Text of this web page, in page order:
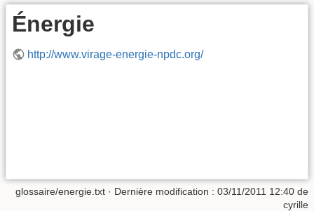
Énergie
http://www.virage-energie-npdc.org/
glossaire/energie.txt · Dernière modification : 03/11/2011 12:40 de
cyrille